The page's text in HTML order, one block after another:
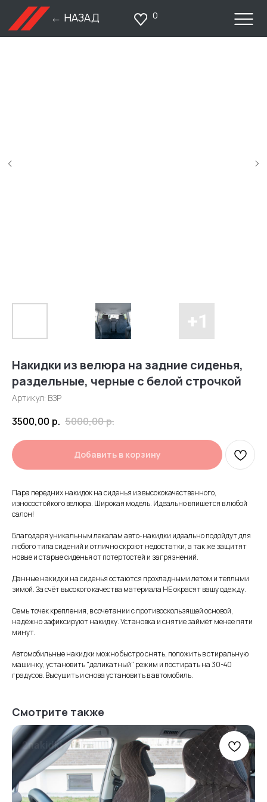
← НАЗАД
Накидки из велюра на задние сиденья,
раздельные, черные с белой строчкой
Артикул: ВЗР
3500,00 р. 5000,00р.
Добавить в корзину
Пара передних накидок на сиденья из высококачественного,
износостойкого велюра. Широкая модель. Идеально впишется в любой
салон!
Благодаря уникальным лекалам авто-накидки идеально подойдут для
любого типа сидений и отлично скроют недостатки, а так же защитят
новые и старые сиденья от потертостей и загрязнений.
Данные накидки на сиденья остаются прохладными летом и теплыми
зимой. За счёт высокого качества материала НЕ окрасят вашу одежду.
Семь точек крепления, в сочетании с противоскользящей основой,
надёжно зафиксируют накидку. Установка и снятие займёт менее пяти
минут.
Автомобильные накидки можно быстро снять, положить в стиральную
машинку, установить "деликатный" режим и постирать на 30-40
градусов. Высушить и снова установить в автомобиль.
Смотрите также
Информация
для покупателей